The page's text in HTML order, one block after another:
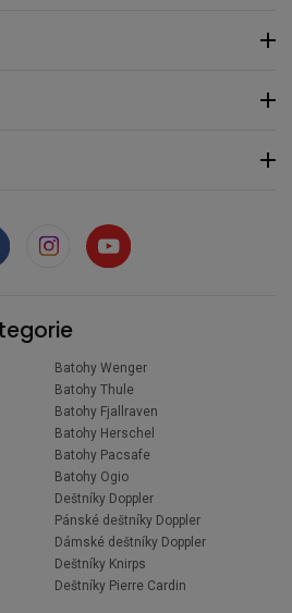
Batohy Wenger
Batohy Thule
Batohy Fjallraven
Batohy Herschel
Batohy Pacsafe
Batohy Ogio
Deštníky Doppler
Pánské deštníky Doppler
Dámské deštníky Doppler
Deštníky Knirps
Deštníky Pierre Cardin